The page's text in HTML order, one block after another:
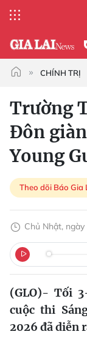
CHÍNH TRỊ
Trường
Đôn
Young
Theo dõi Báo Gia
Chủ Nhật,
(GLO)- Tối
cuộc thi
2026 đã diễn